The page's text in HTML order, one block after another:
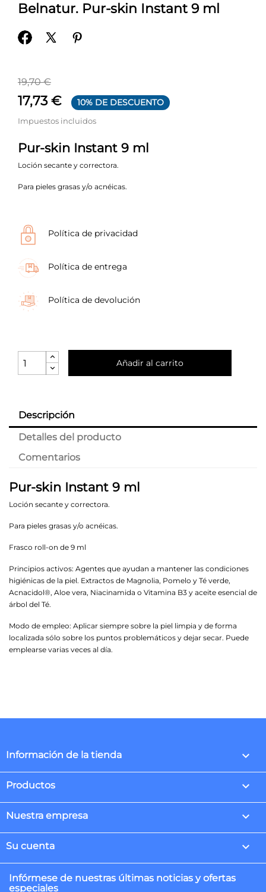
Belnatur. Pur-skin Instant 9 ml
19,70 €
17,73 € 10% DE DESCUENTO
Impuestos incluidos
Pur-skin Instant 9 ml
Loción secante y correctora.
Para pieles grasas y/o acnéicas.
Política de privacidad
Política de entrega
Política de devolución
Añadir al carrito
Descripción
Detalles del producto
Comentarios
Pur-skin Instant 9 ml
Loción secante y correctora.
Para pieles grasas y/o acnéicas.
Frasco roll-on de 9 ml
Principios activos: Agentes que ayudan a mantener las condiciones
higiénicas de la piel. Extractos de Magnolia, Pomelo y Té verde,
Acnacidol®, Aloe vera, Niacinamida o Vitamina B3 y aceite esencial de
árbol del Té.
Modo de empleo: Aplicar siempre sobre la piel limpia y de forma
localizada sólo sobre los puntos problemáticos y dejar secar. Puede
emplearse varias veces al día.
Información de la tienda keyboard_arrow_down
Productos 
Nuestra empresa 
Su cuenta 
Infórmese de nuestras últimas noticias y ofertas
especiales